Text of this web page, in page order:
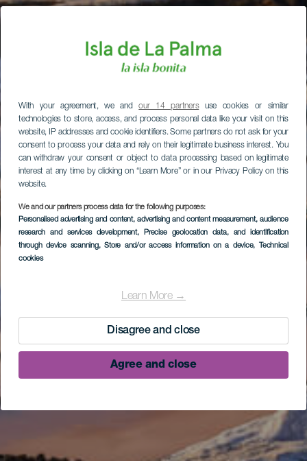
With your agreement, we andour 14 partnersuse cookies or similar
technologies to store, access, and process personal data like your visit on this
website, IP addresses and cookie identifiers. Some partners do not ask for your
consent to process your data and rely on their legitimate business interest. You
can withdraw your consent or object to data processing based on legitimate
interest at any time by clicking on “Learn More” or in our Privacy Policy on this
website.
We and our partners process data for the following purposes:
Personalised advertising and content, advertising and content measurement, audience
research and services development, Precise geolocation data, and identification
through device scanning, Store and/or access information on a device, Technical
cookies
Learn More →
Disagree and close
Agree and close